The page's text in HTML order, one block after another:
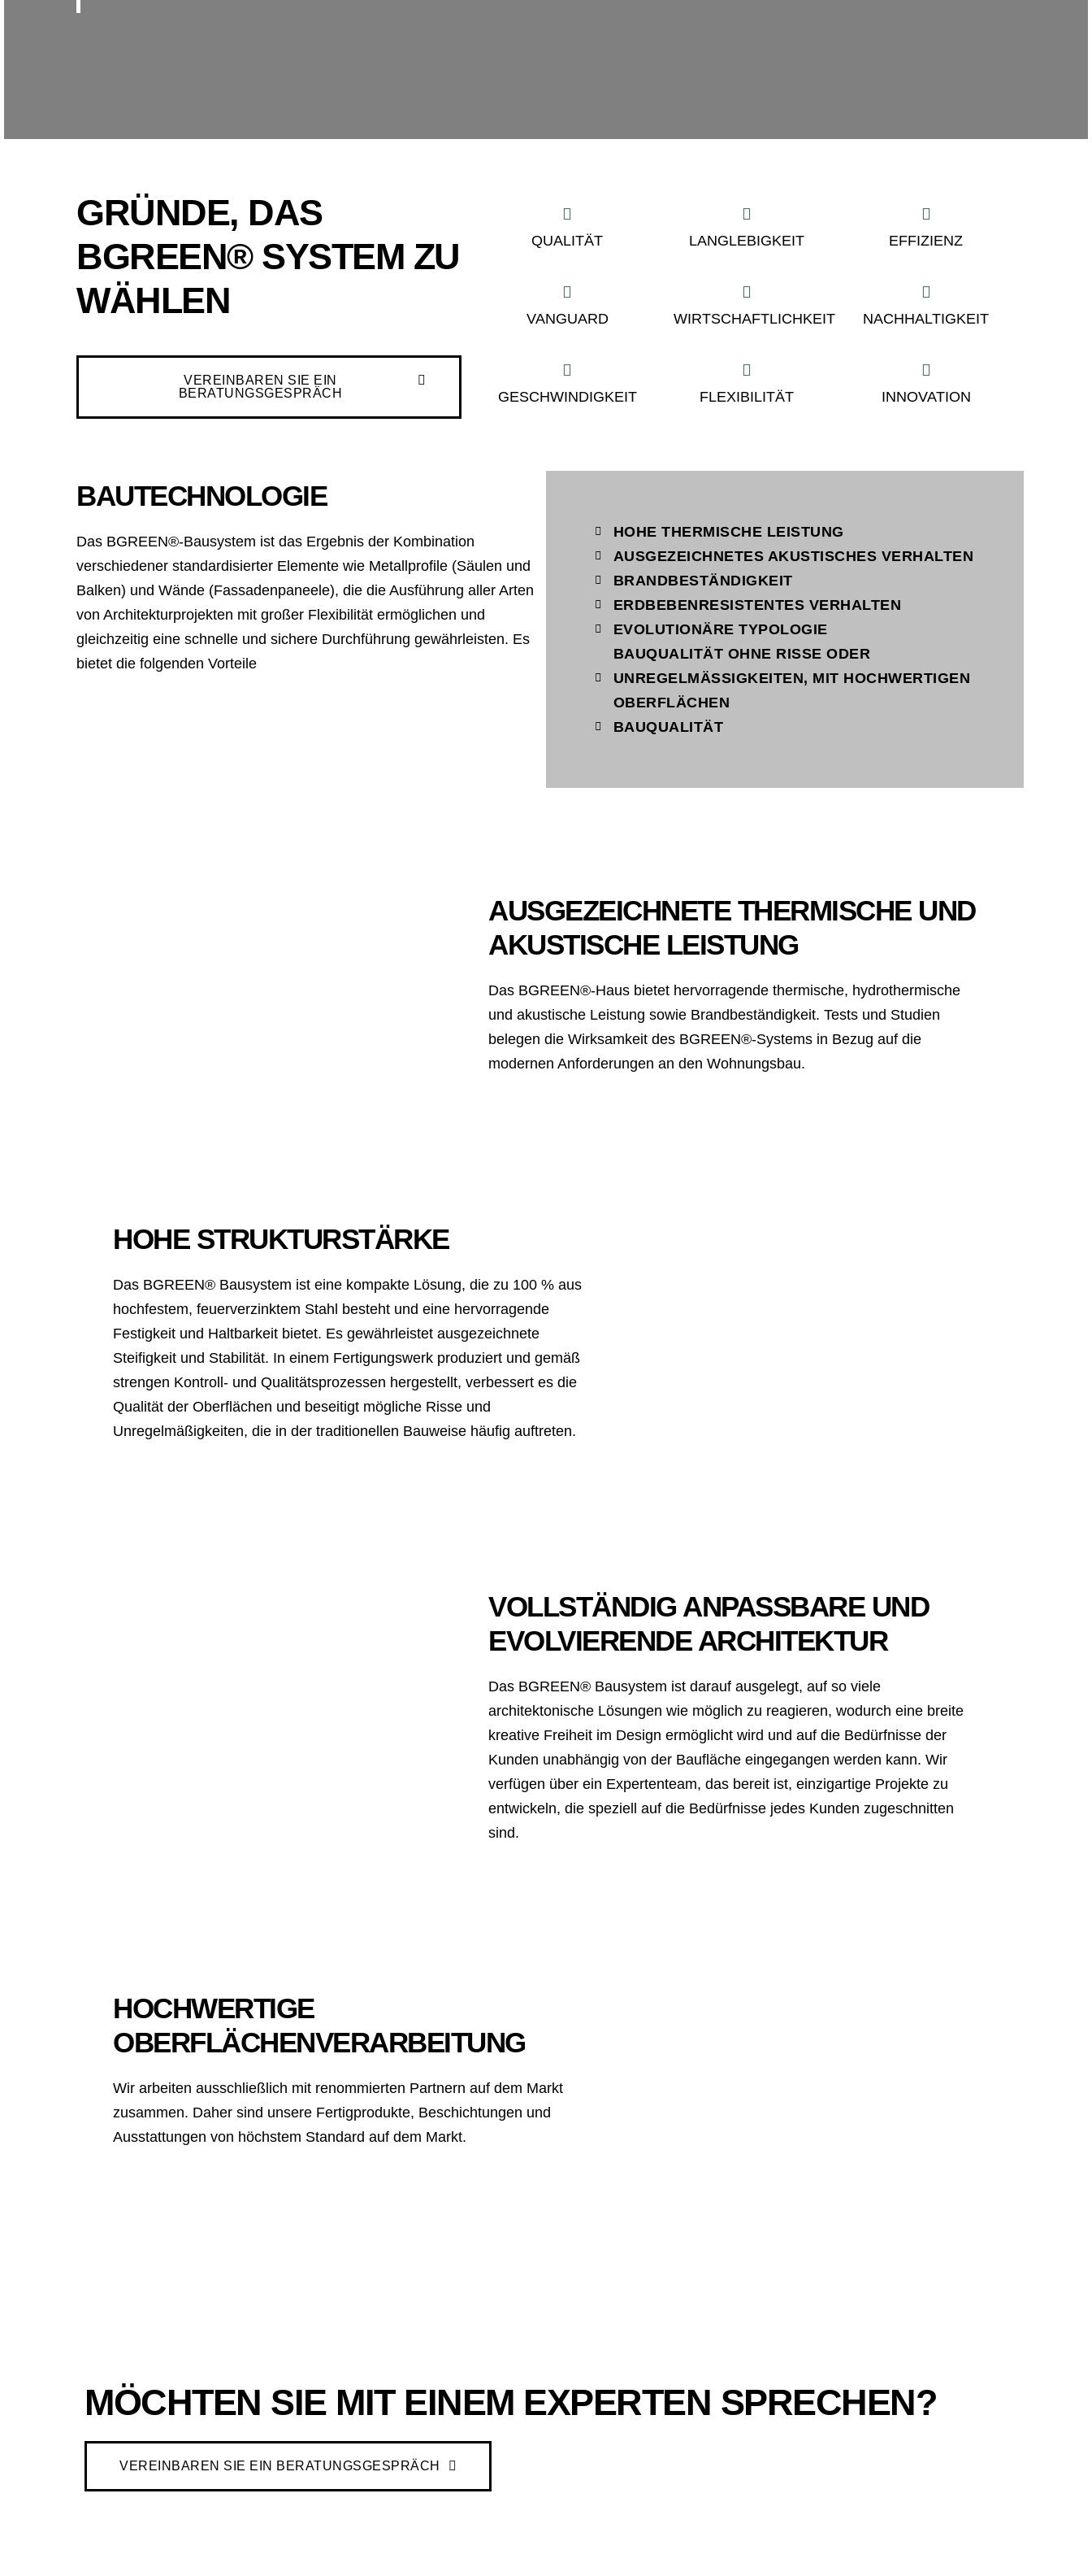
GRÜNDE, DAS
BGREEN® SYSTEM ZU
WÄHLEN
VEREINBAREN SIE EIN
BERATUNGSGESPRÄCH
QUALITÄT LANGLEBIGKEIT EFFIZIENZ
VANGUARD WIRTSCHAFTLICHKEIT NACHHALTIGKEIT
GESCHWINDIGKEIT FLEXIBILITÄT INNOVATION
BAUTECHNOLOGIE
Das BGREEN®-Bausystem ist das Ergebnis der Kombination
verschiedener standardisierter Elemente wie Metallprofile (Säulen und
Balken) und Wände (Fassadenpaneele), die die Ausführung aller Arten
von Architekturprojekten mit großer Flexibilität ermöglichen und
gleichzeitig eine schnelle und sichere Durchführung gewährleisten. Es
bietet die folgenden Vorteile
HOHE THERMISCHE LEISTUNG
AUSGEZEICHNETES AKUSTISCHES VERHALTEN
BRANDBESTÄNDIGKEIT
ERDBEBENRESISTENTES VERHALTEN
EVOLUTIONÄRE TYPOLOGIE
BAUQUALITÄT OHNE RISSE ODER
UNREGELMÄSSIGKEITEN, MIT HOCHWERTIGEN O
BERFLÄCHEN
BAUQUALITÄT
AUSGEZEICHNETE THERMISCHE UND
AKUSTISCHE LEISTUNG
Das BGREEN®-Haus bietet hervorragende thermische, hydrothermische
und akustische Leistung sowie Brandbeständigkeit. Tests und Studien
belegen die Wirksamkeit des BGREEN®-Systems in Bezug auf die
modernen Anforderungen an den Wohnungsbau.
HOHE STRUKTURSTÄRKE
Das BGREEN® Bausystem ist eine kompakte Lösung, die zu 100 % aus
hochfestem, feuerverzinktem Stahl besteht und eine hervorragende
Festigkeit und Haltbarkeit bietet. Es gewährleistet ausgezeichnete
Steifigkeit und Stabilität. In einem Fertigungswerk produziert und gemäß
strengen Kontroll- und Qualitätsprozessen hergestellt, verbessert es die
Qualität der Oberflächen und beseitigt mögliche Risse und
Unregelmäßigkeiten, die in der traditionellen Bauweise häufig auftreten.
VOLLSTÄNDIG ANPASSBARE UND
EVOLVIERENDE ARCHITEKTUR
Das BGREEN® Bausystem ist darauf ausgelegt, auf so viele
architektonische Lösungen wie möglich zu reagieren, wodurch eine breite
kreative Freiheit im Design ermöglicht wird und auf die Bedürfnisse der
Kunden unabhängig von der Baufläche eingegangen werden kann. Wir
verfügen über ein Expertenteam, das bereit ist, einzigartige Projekte zu
entwickeln, die speziell auf die Bedürfnisse jedes Kunden zugeschnitten
sind.
HOCHWERTIGE
OBERFLÄCHENVERARBEITUNG
Wir arbeiten ausschließlich mit renommierten Partnern auf dem Markt
zusammen. Daher sind unsere Fertigprodukte, Beschichtungen und
Ausstattungen von höchstem Standard auf dem Markt.
MÖCHTEN SIE MIT EINEM EXPERTEN SPRECHEN?
VEREINBAREN SIE EIN BERATUNGSGESPRÄCH